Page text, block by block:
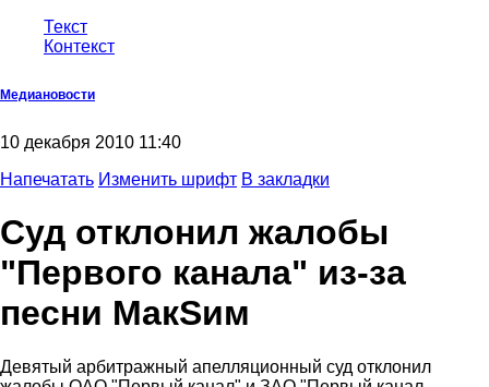
Текст
Контекст
Медиановости
10 декабря 2010 11:40
Напечатать Изменить шрифт В закладки
Суд отклонил жалобы
"Первого канала" из-за
песни МакSим
Девятый арбитражный апелляционный суд отклонил